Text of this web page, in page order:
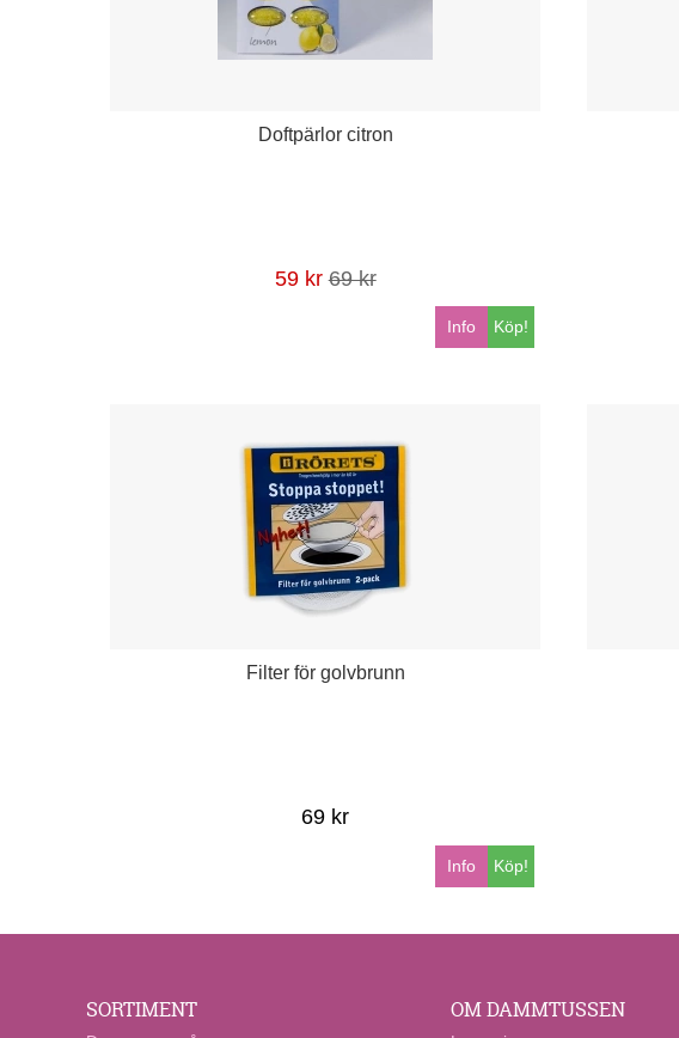
Doftpärlor citron
59 kr 69 kr
Köp!
Info
Filter för golvbrunn
69 kr
Köp!
Info
SORTIMENT OM DAMMTUSSEN